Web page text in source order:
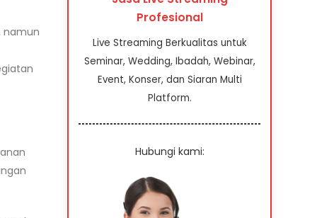
namun
Profesional
Live Streaming Berkualitas untuk
Seminar, Wedding, Ibadah, Webinar,
Event, Konser, dan Siaran Multi
Platform.
Hubungi kami: